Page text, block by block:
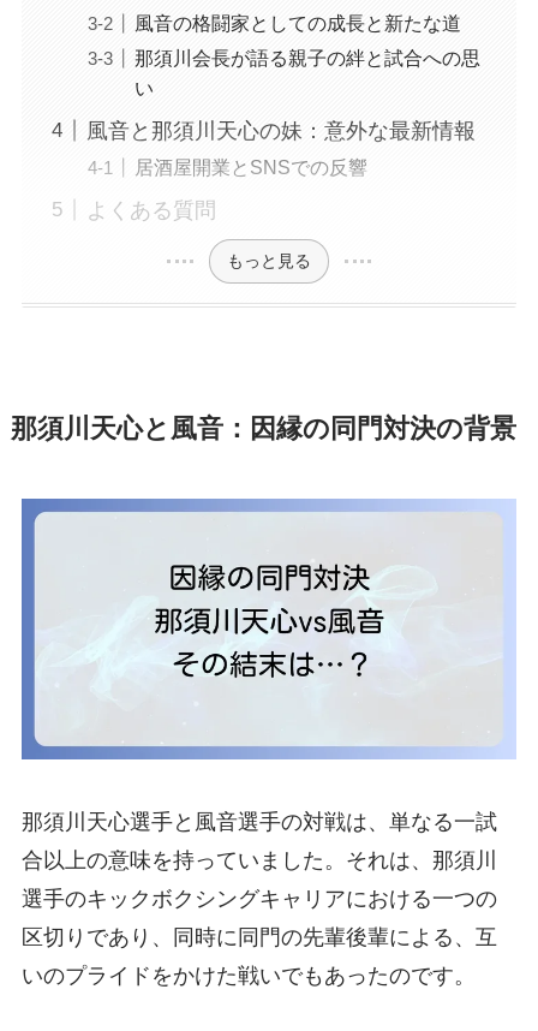
風音の格闘家としての成長と新たな道
那須川会長が語る親子の絆と試合への思
い
風音と那須川天心の妹：意外な最新情報
居酒屋開業とSNSでの反響
よくある質問
もっと見る
那須川天心と風音：因縁の同門対決の背景
那須川天心選手と風音選手の対戦は、単なる一試
合以上の意味を持っていました。それは、那須川
選手のキックボクシングキャリアにおける一つの
区切りであり、同時に同門の先輩後輩による、互
いのプライドをかけた戦いでもあったのです。